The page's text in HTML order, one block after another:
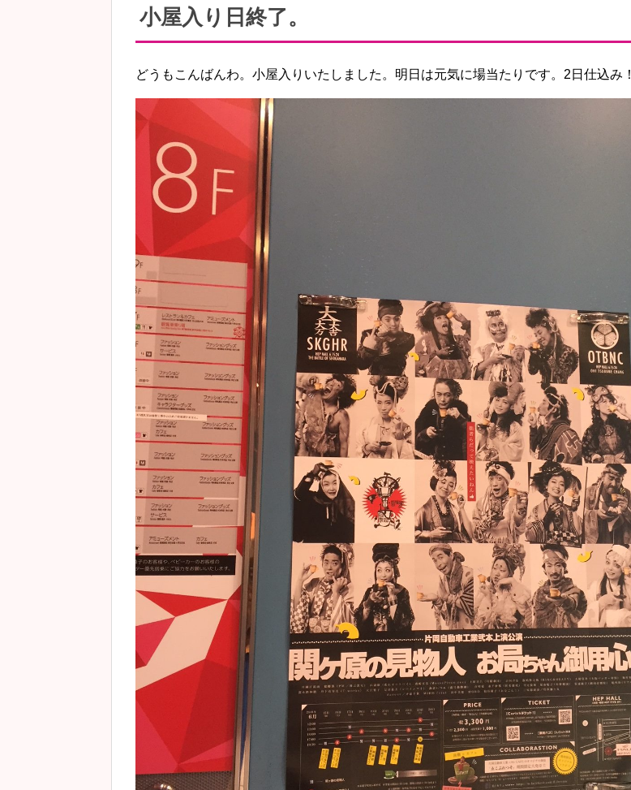
小屋入り日終了。
どうもこんばんわ。小屋入りいたしました。明日は元気に場当たりです。2日仕込み！